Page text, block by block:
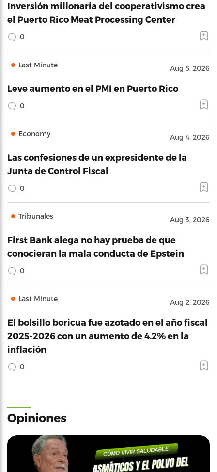
Inversión millonaria del cooperativismo crea
el Puerto Rico Meat Processing Center
0
Last Minute Aug 5, 2026
Leve aumento en el PMI en Puerto Rico
0
Economy Aug 4, 2026
Las confesiones de un expresidente de la
Junta de Control Fiscal
0
Tribunales Aug 3, 2026
First Bank alega no hay prueba de que
conocieran la mala conducta de Epstein
0
Last Minute Aug 2, 2026
El bolsillo boricua fue azotado en el año fiscal
2025-2026 con un aumento de 4.2% en la
inflación
0
Opiniones